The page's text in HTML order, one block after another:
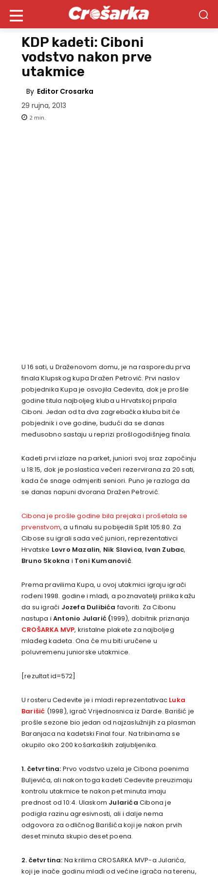
KDP kadeti: Ciboni
vodstvo nakon prve
utakmice
By Editor Crosarka
29 rujna, 2013
2 min.
U 16 sati, u Draženovom domu, je na rasporedu prva
finala Klupskog kupa Dražen Petrović. Prvi naslov
pobjednika Kupa je osvojila Cedevita, dok je prošle
godine titula najboljeg kluba u Hrvatskoj pripala
Ciboni. Jedan od ta dva zagrebačka kluba bit će
pobjednik i ove godine, budući da se danas
međusobno sastaju u reprizi prošlogodišnjeg finala.
Kadeti prvi izlaze na parket, juniori svoj sraz započinju
u 18:15, dok je poslastica večeri rezervirana za 20 sati,
kada će snage odmjeriti seniori. Puno je razloga da
se danas napuni dvorana Dražen Petrović.
Cibona je prošle godine bila prejaka i prošetala se
prvenstvom, a u finalu su pobijedili Split 105:80. Za
Cibose su igrali sada već juniori, reprezentativci
Hrvatske Lovro Mazalin, Nik Slavica, Ivan Zubac,
Bruno Skokna i Toni Kumanović.
Prema pravilima Kupa, u ovoj utakmici igraju igrači
rođeni 1998. godine i mlađi, a poznavatelji prilika kažu
da su igrači Jozefa Dulibića favoriti. Za Cibonu
nastupa i Antonio Jularić (1999), dobitnik priznanja
CROŠARKA MVP, kristalne plakete za najboljeg
mlađeg kadeta. Ona će mu biti uručene u
poluvremenu juniorske utakmice.
[rezultat id=572]
U rosteru Cedevite je i mladi reprezentativac Luka
Barišić (1998), igrač Vrijednosnica iz Darde. Barišić je
prošle sezone bio jedan od najzaslužnijih za plasman
Baranjaca na kadetski Final four. Na tribinama se
okupilo oko 200 košarkaških zaljubljenika.
1. četvrtina: Prvo vodstvo uzela je Cibona poenima
Buljevića, ali nakon toga kadeti Cedevite preuzimaju
kontrolu utakmice te nakon pet minuta imaju
prednost od 10:4. Ulaskom Jularića Cibona je
podigla razinu agresivnosti, ali i dalje nema
odgovora za odličnogBarišića koji je nakon prvih
deset minuta skupio deset poena.
2. četvrtina: Na krilima CROSARKA MVP-a Jularića,
koji je inače godinu mlađi od većine igrača na terenu,